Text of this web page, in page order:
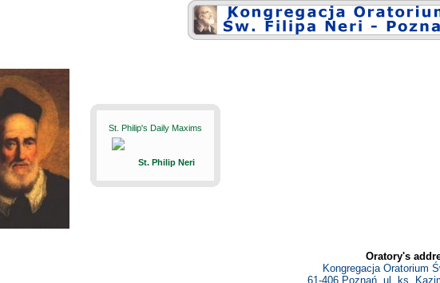
St. Philip's Daily Maxims
St. Philip Neri
Oratory's
Kongregacja Oratorium
61-406 Poznań, ul. ks.